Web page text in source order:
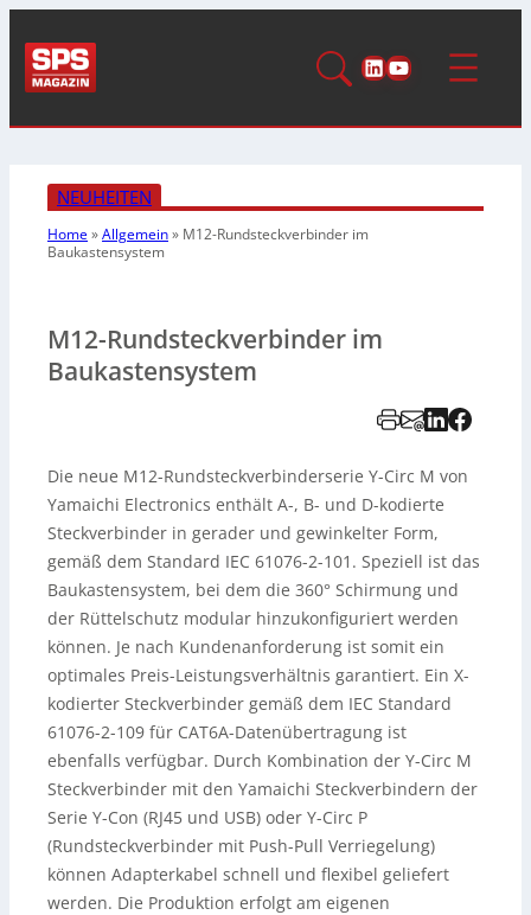
LinkedIn
YouTube
NEUHEITEN
Home»Allgemein» M12-Rundsteckverbinder im
Baukastensystem
M12-Rundsteckverbinder im
Baukastensystem
Die neue M12-Rundsteckverbinderserie Y-Circ M von
Yamaichi Electronics enthält A-, B- und D-kodierte
Steckverbinder in gerader und gewinkelter Form,
gemäß dem Standard IEC 61076-2-101. Speziell ist das
Baukastensystem, bei dem die 360° Schirmung und
der Rüttelschutz modular hinzukonfiguriert werden
können. Je nach Kundenanforderung ist somit ein
optimales Preis-Leistungsverhältnis garantiert. Ein X-
kodierter Steckverbinder gemäß dem IEC Standard
61076-2-109 für CAT6A-Datenübertragung ist
ebenfalls verfügbar. Durch Kombination der Y-Circ M
Steckverbinder mit den Yamaichi Steckverbindern der
Serie Y-Con (RJ45 und USB) oder Y-Circ P
(Rundsteckverbinder mit Push-Pull Verriegelung)
können Adapterkabel schnell und flexibel geliefert
werden. Die Produktion erfolgt am eigenen